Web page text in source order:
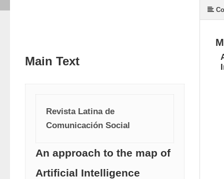
Main Text
Revista Latina de
Comunicación Social
An approach to the map of
Artificial Intelligence